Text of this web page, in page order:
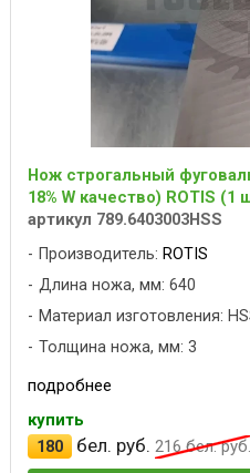
Нож строгальный
18% W качество) ROTIS (1
артикул 789.6403003HSS
Производитель: ROTIS
Длина ножа, мм: 640
Материал изготовления:
Толщина ножа, мм: 3
подробнее
купить
180
бел. руб. 216бел. руб.